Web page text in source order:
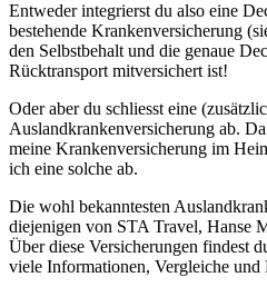
Entweder integrierst du also eine
bestehende Krankenversicherung
den Selbstbehalt und die genaue
Rücktransport mitversichert ist!
Oder aber du schliesst eine
Auslandkrankenversicherung ab.
meine Krankenversicherung im
ich eine solche ab.
Die wohl bekanntesten
diejenigen von STA Travel, Hanse
Über diese Versicherungen findest
viele Informationen, Vergleiche und